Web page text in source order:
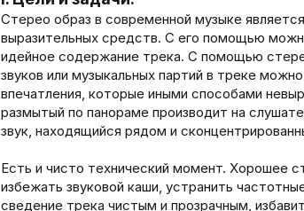
а
ц
и
и
Стерео образ в современной музыке
выразительных средств. С его помощью
идейное содержание трека. С помощью
звуков или музыкальных партий в треке
впечатления, которые иными способами
размытый по панораме производит на
звук, находящийся рядом и
Есть и чисто технический момент. Хорошее
избежать звуковой каши, устранить
сведение трека чистым и прозрачным,